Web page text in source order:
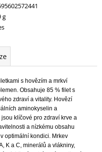
g
s hovězím a mrkví
Obsahuje 85 % filet s
zdraví a vitality. Hovězí
aminokyselin a
jsou klíčové pro zdraví krve a
a nízkému obsahu
optimální kondici. Mrkev
K a C, minerálů a vlákniny,